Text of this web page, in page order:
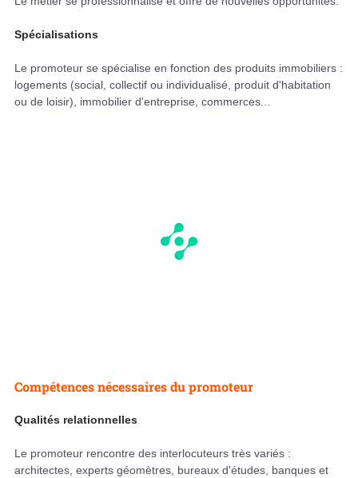
Spécialisations
Le promoteur se spécialise en fonction des produits immobiliers :
logements (social, collectif ou individualisé, produit d'habitation
ou de loisir), immobilier d'entreprise, commerces...
Compétences nécessaires du promoteur
Qualités relationnelles
Le promoteur rencontre des interlocuteurs très variés :
architectes, experts géomètres, bureaux d'études, banques et